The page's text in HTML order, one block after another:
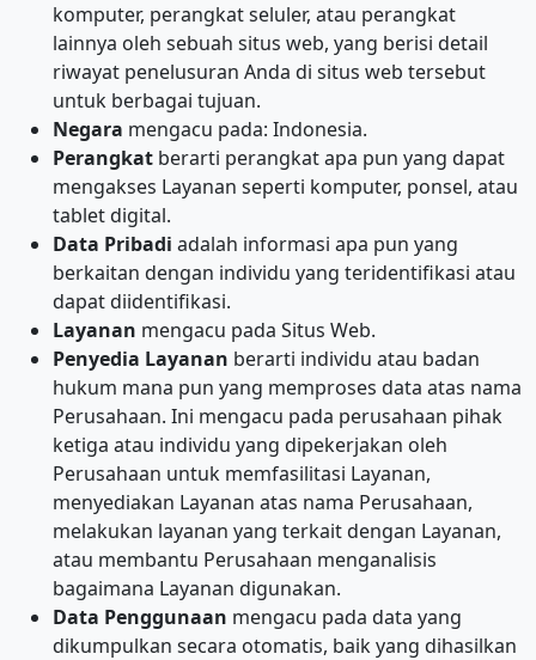
komputer, perangkat seluler, atau perangkat
lainnya oleh sebuah situs web, yang berisi detail
riwayat penelusuran Anda di situs web tersebut
untuk berbagai tujuan.
Negara mengacu pada: Indonesia.
Perangkat berarti perangkat apa pun yang dapat
mengakses Layanan seperti komputer, ponsel, atau
tablet digital.
Data Pribadi adalah informasi apa pun yang
berkaitan dengan individu yang teridentifikasi atau
dapat diidentifikasi.
Layanan mengacu pada Situs Web.
Penyedia Layanan berarti individu atau badan
hukum mana pun yang memproses data atas nama
Perusahaan. Ini mengacu pada perusahaan pihak
ketiga atau individu yang dipekerjakan oleh
Perusahaan untuk memfasilitasi Layanan,
menyediakan Layanan atas nama Perusahaan,
melakukan layanan yang terkait dengan Layanan,
atau membantu Perusahaan menganalisis
bagaimana Layanan digunakan.
Data Penggunaan mengacu pada data yang
dikumpulkan secara otomatis, baik yang dihasilkan